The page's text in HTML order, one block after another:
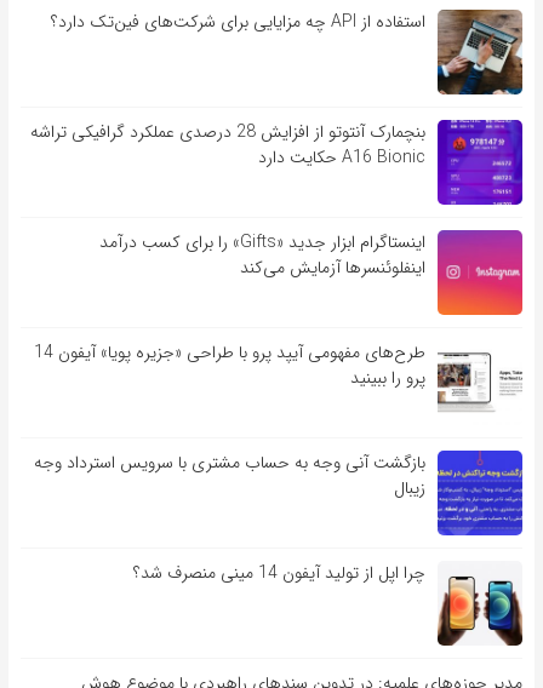
استفاده از API چه مزایایی برای شرکت‌های فین‌تک دارد؟
بنچمارک آنتوتو از افزایش 28 درصدی عملکرد گرافیکی تراشه
A16 Bionic حکایت دارد
اینستاگرام ابزار جدید «Gifts» را برای کسب درآمد
اینفلوئنسرها آزمایش می‌کند
طرح‌های مفهومی آیپد پرو با طراحی «جزیره پویا» آیفون 14
پرو را ببینید
بازگشت آنی وجه به حساب مشتری با سرویس استرداد وجه
زیبال
چرا اپل از تولید آیفون 14 مینی منصرف شد؟